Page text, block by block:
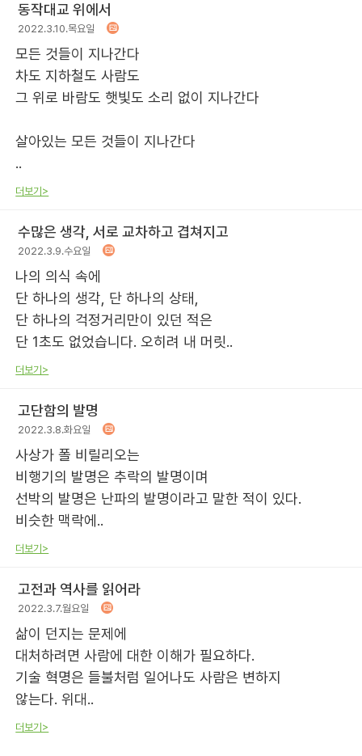
동작대교 위에서
2022.3.10.목요일
모든 것들이 지나간다
차도 지하철도 사람도
그 위로 바람도 햇빛도 소리 없이 지나간다
살아있는 모든 것들이 지나간다
..
더보기>
수많은 생각, 서로 교차하고 겹쳐지고
2022.3.9.수요일
나의 의식 속에
단 하나의 생각, 단 하나의 상태,
단 하나의 걱정거리만이 있던 적은
단 1초도 없었습니다. 오히려 내 머릿..
더보기>
고단함의 발명
2022.3.8.화요일
사상가 폴 비릴리오는
비행기의 발명은 추락의 발명이며
선박의 발명은 난파의 발명이라고 말한 적이 있다.
비슷한 맥락에..
더보기>
고전과 역사를 읽어라
2022.3.7.월요일
삶이 던지는 문제에
대처하려면 사람에 대한 이해가 필요하다.
기술 혁명은 들불처럼 일어나도 사람은 변하지
않는다. 위대..
더보기>